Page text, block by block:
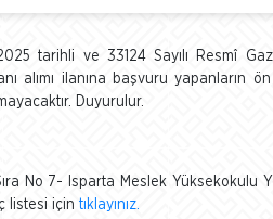
tarihli ve 33124 Sayılı Resmî
alımı ilanına başvuru yapanların
Duyurulur.
No 7- Isparta Meslek Yüksekokulu
listesi için tıklayınız.